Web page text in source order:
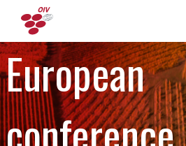
Aller
European